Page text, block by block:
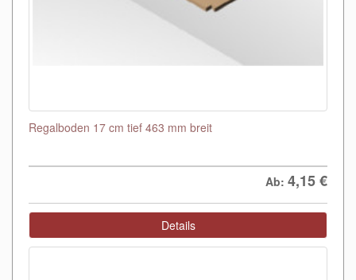
Regalboden 17 cm tief 463 mm breit
Ab: 4,15€
Details